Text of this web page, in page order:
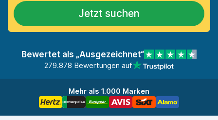
Jetzt suchen
Bewertet als „Ausgezeichnet“
279.878 Bewertungen auf
Mehr als 1.000 Marken